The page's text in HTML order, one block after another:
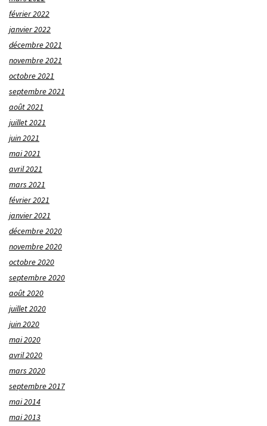
février 2022
janvier 2022
décembre 2021
novembre 2021
octobre 2021
septembre 2021
août 2021
juillet 2021
juin 2021
mai 2021
avril 2021
mars 2021
février 2021
janvier 2021
décembre 2020
novembre 2020
octobre 2020
septembre 2020
août 2020
juillet 2020
juin 2020
mai 2020
avril 2020
mars 2020
septembre 2017
mai 2014
mai 2013